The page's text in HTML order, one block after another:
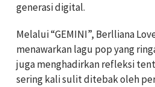
generasi digital.
Melalui “GEMINI”, Berlliana
menawarkan lagu pop yang
juga menghadirkan refleksi
sering kali sulit ditebak oleh